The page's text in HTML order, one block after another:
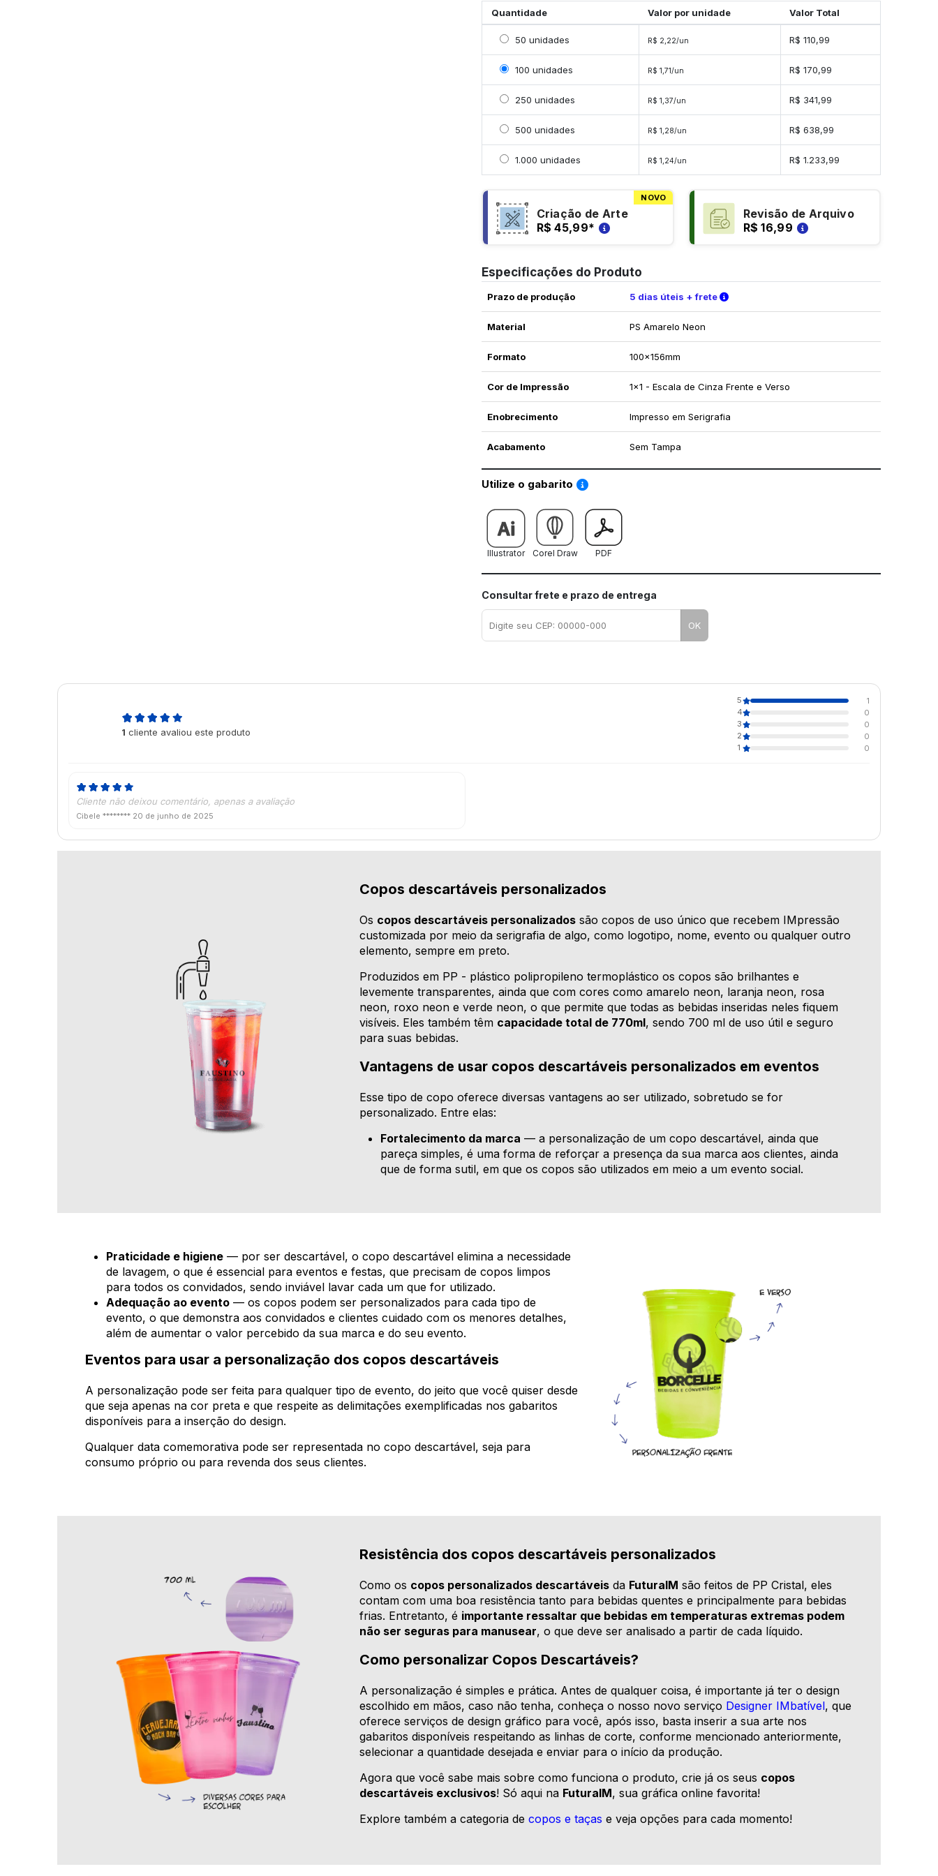
Quantidade Valor por unidade Valor Total
Selecionar 50 unidades
50 unidades R$ 2,22/un R$ 110,99
Selecionar 100 unidades
100 unidades R$ 1,71/un R$ 170,99
Selecionar 250 unidades
250 unidades R$ 1,37/un R$ 341,99
Selecionar 500 unidades
500 unidades R$ 1,28/un R$ 638,99
Selecionar 1000 unidades
1.000 unidades R$ 1,24/un R$ 1.233,99
NOVO
Criação de Arte
R$ 45,99*
Revisão de Arquivo
R$ 16,99
Especificações do Produto
Prazo de produção 5 dias úteis + frete Verifique as condições de entrega
Material PS Amarelo Neon
Formato 100x156mm
Cor de Impressão 1x1 - Escala de Cinza Frente e Verso
Enobrecimento Impresso em Serigrafia
Acabamento Sem Tampa
Utilize o gabarito Saiba como utilizar os nossos gabaritos
Illustrator Corel Draw PDF
Consultar frete e prazo de entrega
OK
1 cliente avaliou este produto
5
1
4
0
3
0
2
0
1
0
Cliente não deixou comentário, apenas a avaliação
Cibele ******** 20 de junho de 2025
Copos descartáveis personalizados
Os copos descartáveis personalizados são copos de uso único que recebem IMpressão
customizada por meio da serigrafia de algo, como logotipo, nome, evento ou qualquer outro
elemento, sempre em preto.
Produzidos em PP - plástico polipropileno termoplástico os copos são brilhantes e
levemente transparentes, ainda que com cores como amarelo neon, laranja neon, rosa
neon, roxo neon e verde neon, o que permite que todas as bebidas inseridas neles fiquem
visíveis. Eles também têm capacidade total de 770ml, sendo 700 ml de uso útil e seguro
para suas bebidas.
Vantagens de usar copos descartáveis personalizados em eventos
Esse tipo de copo oferece diversas vantagens ao ser utilizado, sobretudo se for
personalizado. Entre elas:
Fortalecimento da marca — a personalização de um copo descartável, ainda que
pareça simples, é uma forma de reforçar a presença da sua marca aos clientes, ainda
que de forma sutil, em que os copos são utilizados em meio a um evento social.
Praticidade e higiene — por ser descartável, o copo descartável elimina a necessidade
de lavagem, o que é essencial para eventos e festas, que precisam de copos limpos
para todos os convidados, sendo inviável lavar cada um que for utilizado.
Adequação ao evento — os copos podem ser personalizados para cada tipo de
evento, o que demonstra aos convidados e clientes cuidado com os menores detalhes,
além de aumentar o valor percebido da sua marca e do seu evento.
Eventos para usar a personalização dos copos descartáveis
A personalização pode ser feita para qualquer tipo de evento, do jeito que você quiser desde
que seja apenas na cor preta e que respeite as delimitações exemplificadas nos gabaritos
disponíveis para a inserção do design.
Qualquer data comemorativa pode ser representada no copo descartável, seja para
consumo próprio ou para revenda dos seus clientes.
Resistência dos copos descartáveis personalizados
Como os copos personalizados descartáveis da FuturaIM são feitos de PP Cristal, eles
contam com uma boa resistência tanto para bebidas quentes e principalmente para bebidas
frias. Entretanto, é importante ressaltar que bebidas em temperaturas extremas podem
não ser seguras para manusear, o que deve ser analisado a partir de cada líquido.
Como personalizar Copos Descartáveis?
A personalização é simples e prática. Antes de qualquer coisa, é importante já ter o design
escolhido em mãos, caso não tenha, conheça o nosso novo serviço Designer IMbatível, que
oferece serviços de design gráfico para você, após isso, basta inserir a sua arte nos
gabaritos disponíveis respeitando as linhas de corte, conforme mencionado anteriormente,
selecionar a quantidade desejada e enviar para o início da produção.
Agora que você sabe mais sobre como funciona o produto, crie já os seus copos
descartáveis exclusivos! Só aqui na FuturaIM, sua gráfica online favorita!
Explore também a categoria decopos e taças e veja opções para cada momento!